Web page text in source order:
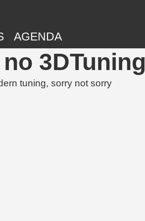
AGENDA
3DTuning
tuning, sorry not sorry